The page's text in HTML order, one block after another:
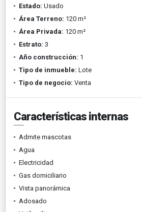
Estado: Usado
Área Terreno: 120 m²
Área Privada: 120 m²
Estrato: 3
Año construcción: 1
Tipo de inmueble: Lote
Tipo de negocio: Venta
Características internas
Admite mascotas
Agua
Electricidad
Gas domiciliario
Vista panorámica
Adosado